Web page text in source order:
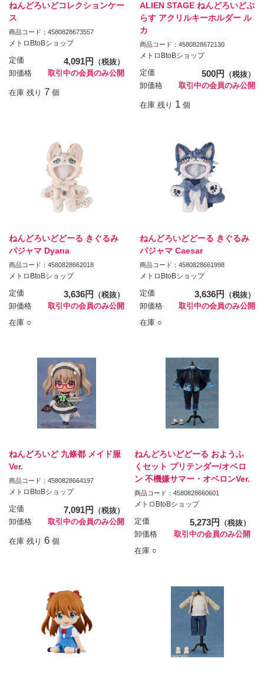
ねんどろいどコレクションケー
ス
商品コード：4580828673557
メトロBtoBショップ
定価 4,091円
（税抜）
卸価格
取引中の会員のみ公開
在庫 残り 7 個
ALIEN STAGE ねんどろいどぷ
らす アクリルキーホルダー ル
カ
商品コード：4580828672130
メトロBtoBショップ
定価 500円
（税抜）
卸価格
取引中の会員のみ公開
在庫 残り 1 個
ねんどろいどどーる きぐるみ
パジャマ Dyana
商品コード：4580828662018
メトロBtoBショップ
定価 3,636円
（税抜）
卸価格
取引中の会員のみ公開
在庫 ○
ねんどろいどどーる きぐるみ
パジャマ Caesar
商品コード：4580828661998
メトロBtoBショップ
定価 3,636円
（税抜）
卸価格
取引中の会員のみ公開
在庫 ○
ねんどろいど 九條都 メイド服
Ver.
商品コード：4580828664197
メトロBtoBショップ
定価 7,091円
（税抜）
卸価格
取引中の会員のみ公開
在庫 残り 6 個
ねんどろいどどーる おようふ
くセット プリテンダー/オベロ
ン 不機嫌サマー・オベロンVer.
商品コード：4580828660601
メトロBtoBショップ
定価 5,273円
（税抜）
卸価格
取引中の会員のみ公開
在庫 ○